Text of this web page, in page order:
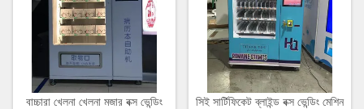
বাচ্চারা খেলনা খেলনা মজার বক্স ভেন্ডিং
সিই সার্টিফিকেট ব্লাইন্ড বক্স ভেন্ডিং মেশিন